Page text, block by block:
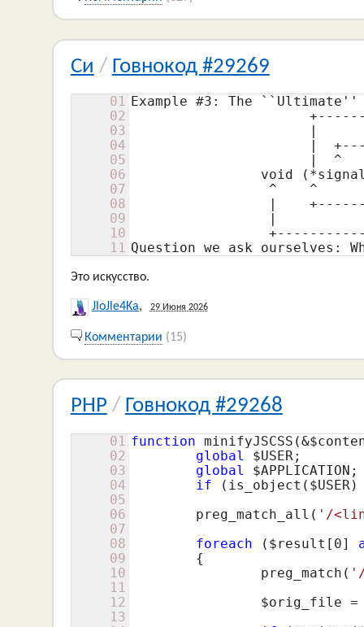
Си / Говнокод #29269
01
02
03
04
05
06
07
08
09
10
11
Example #3: The ``Ultimate''
|
|
|  ^
void
^    ^
|
|
Question we ask ourselves:
Это искусство.
JloJle4Ka, 29 Июня 2026
Комментарии (15)
PHP / Говнокод #29268
01
02
03
04
05
06
07
08
09
10
11
12
13
function minifyJSCSS(&
global
$USER ;
global
$APPLICATION ;
if (is_object( $USER )
	preg_match_all(
'/
foreach ( $result [ 0]
		preg_match(
$orig_file =